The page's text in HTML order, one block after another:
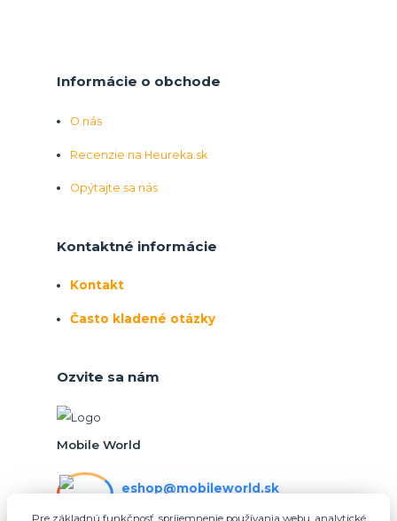
Informácie o obchode
O nás
Recenzie na Heureka.sk
Opýtajte sa nás
Kontaktné informácie
Kontakt
Často kladené otázky
Ozvite sa nám
Mobile World
eshop@mobileworld.sk